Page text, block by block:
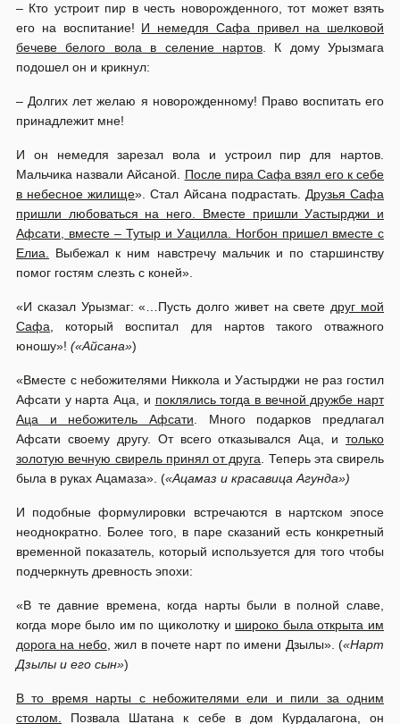
– Кто устроит пир в честь новорожденного, тот может взять
его на воспитание! И немедля Сафа привел на шелковой
бечеве белого вола в селение нартов. К дому Урызмага
подошел он и крикнул:
– Долгих лет желаю я новорожденному! Право воспитать его
принадлежит мне!
И он немедля зарезал вола и устроил пир для нартов.
Мальчика назвали Айсаной. После пира Сафа взял его к себе
в небесное жилище». Стал Айсана подрастать. Друзья Сафа
пришли любоваться на него. Вместе пришли Уастырджи и
Афсати, вместе – Тутыр и Уацилла. Ногбон пришел вместе с
Елиа.
Выбежал к ним навстречу мальчик и по старшинству
помог гостям слезть с коней».
«И сказал Урызмаг: «…Пусть долго живет на свете друг мой
Сафа , который воспитал для нартов такого отважного
юношу»! («Айсана»)
«Вместе с небожителями Никкола и Уастырджи не раз гостил
Афсати у нарта Аца, и поклялись тогда в вечной дружбе нарт
Аца и небожитель Афсати . Много подарков предлагал
Афсати своему другу. От всего отказывался Аца, и только
золотую вечную свирель принял от друга . Теперь эта свирель
была в руках Ацамаза». («Ацамаз и красавица Агунда»)
И подобные формулировки встречаются в нартском эпосе
неоднократно. Более того, в паре сказаний есть конкретный
временной показатель, который используется для того чтобы
подчеркнуть древность эпохи:
«В те давние времена, когда нарты были в полной славе,
когда море было им по щиколотку и широко была открыта им
дорога на небо, жил в почете нарт по имени Дзылы». («Нарт
Дзылы и его сын»)
В то время нарты с небожителями ели и пили за одним
столом.
Позвала Шатана к себе в дом Курдалагона, он